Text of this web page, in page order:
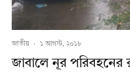
জাতীয় · ১ আগস্ট, ২০১৮
জাবালে নূর পরিবহনের